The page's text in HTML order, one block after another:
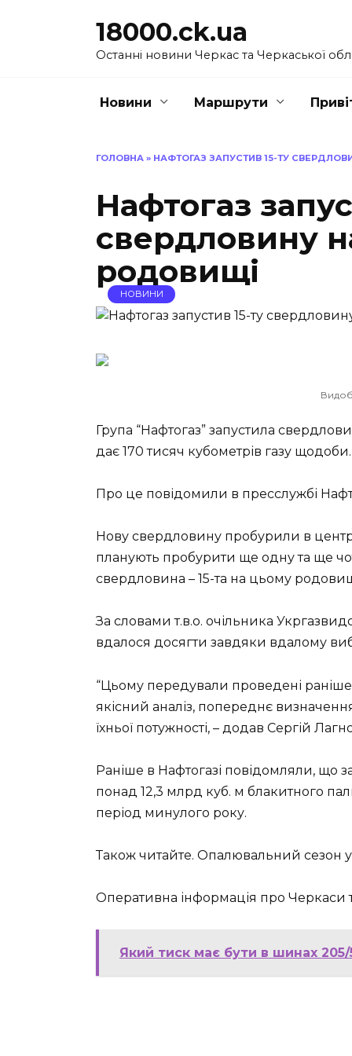
18000.ck.ua
Останні новини Черкас та Черкаської
Новини Маршрути
ГОЛОВНА » НАФТОГАЗ ЗАПУСТИВ 15-ТУ
Нафтогаз
свердловину
родовищі
НОВИНИ
Група “Нафтогаз” запустила
дає 170 тисяч кубометрів газу щодоби.
Про це повідомили в пресслужбі
Нову свердловину пробурили в
планують пробурити ще одну та ще
свердловина – 15-та на цьому
За словами т.в.о. очільника
вдалося досягти завдяки вдалому
“Цьому передували проведені раніше
якісний аналіз, попереднє
їхньої потужності, – додав Сергій
Раніше в Нафтогазі повідомляли, що
понад 12,3 млрд куб. м блакитного
період минулого року.
Також читайте. Опалювальний сезон
Оперативна інформація про Черкаси
Який тиск має бути в шинах 205/